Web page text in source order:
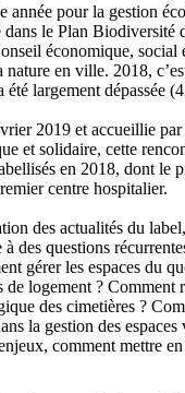
année pour la gestion
le Plan Biodiversité
économique, social
nature en ville. 2018,
été largement dépassée
2019 et accueillie
et solidaire, cette
en 2018, dont le
centre hospitalier.
des actualités du
des questions
gérer les espaces du
de logement ? Comment
des cimetières ?
la gestion des espaces
comment mettre